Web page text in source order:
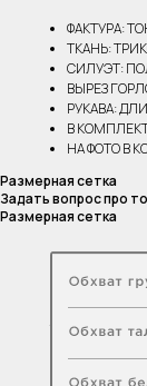
ФАКТУРА:
ТКАНЬ:
СИЛУЭТ:
ВЫРЕЗ
РУКАВА:
В
НА ФОТО В
Размерная сетка
Задать вопрос про
Размерная сетка